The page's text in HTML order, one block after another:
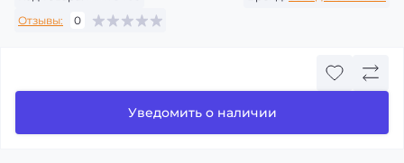
Отзывы:
0
Уведомить о наличии